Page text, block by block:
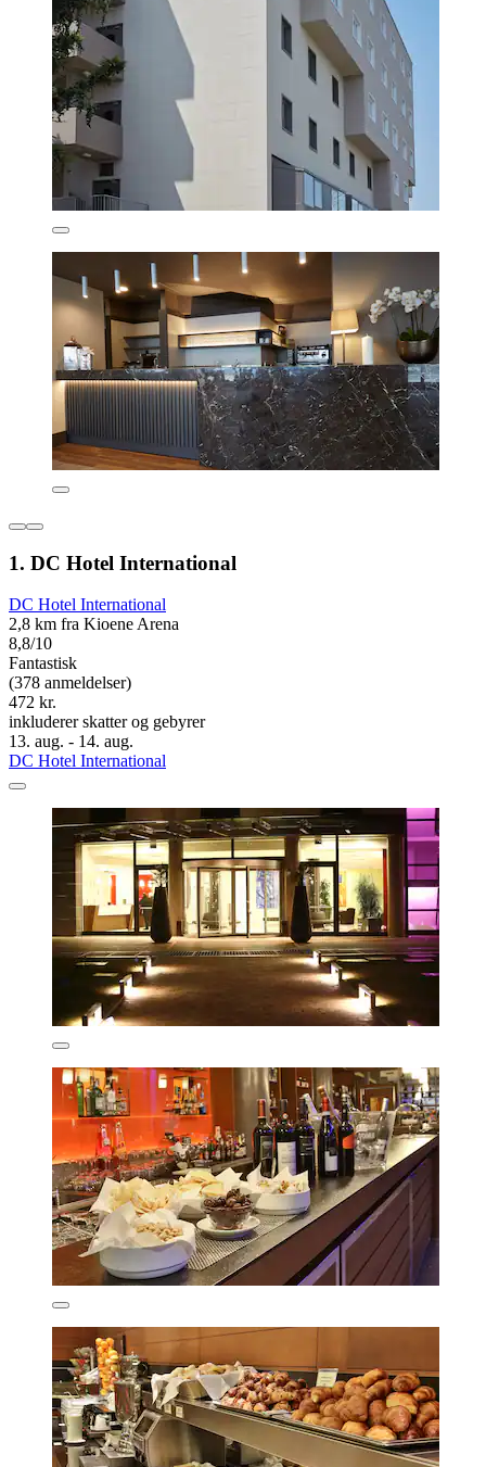
1. DC Hotel International
DC Hotel International
2,8 km fra Kioene Arena
8,8/10
Fantastisk
(378 anmeldelser)
472 kr.
inkluderer skatter og gebyrer
13. aug. - 14. aug.
DC Hotel International